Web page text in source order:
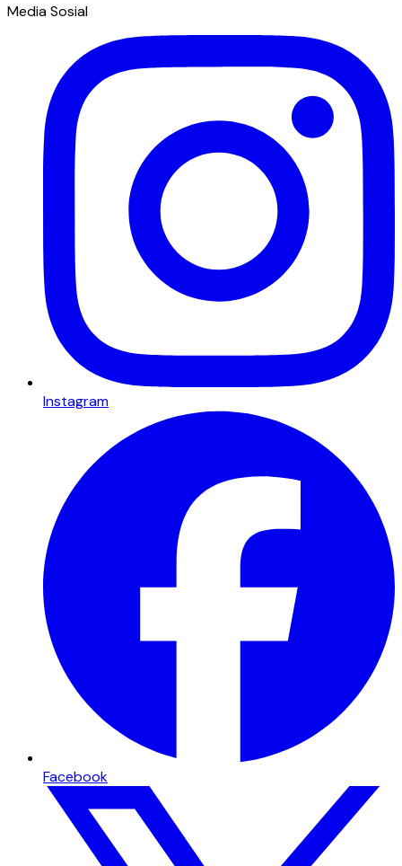
Media Sosial
Instagram
Facebook